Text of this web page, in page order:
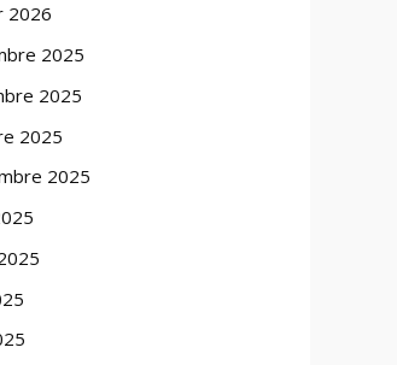
2026
2025
2025
2025
2025